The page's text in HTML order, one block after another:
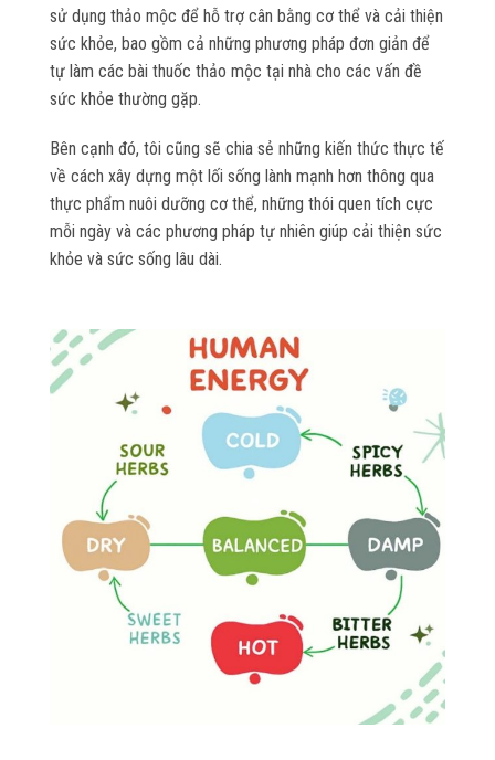
sử dụng thảo mộc để hỗ trợ cân bằng cơ thể và cải thiện
sức khỏe, bao gồm cả những phương pháp đơn giản để
tự làm các bài thuốc thảo mộc tại nhà cho các vấn đề
sức khỏe thường gặp.
Bên cạnh đó, tôi cũng sẽ chia sẻ những kiến thức thực tế
về cách xây dựng một lối sống lành mạnh hơn thông qua
thực phẩm nuôi dưỡng cơ thể, những thói quen tích cực
mỗi ngày và các phương pháp tự nhiên giúp cải thiện sức
khỏe và sức sống lâu dài.